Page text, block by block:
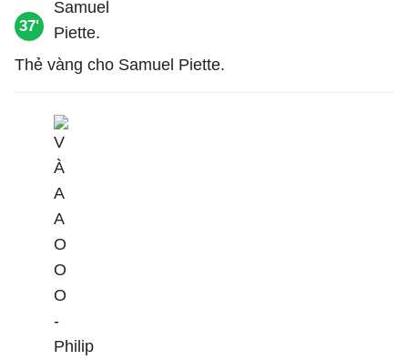
37'
Thẻ vàng cho Samuel Piette.